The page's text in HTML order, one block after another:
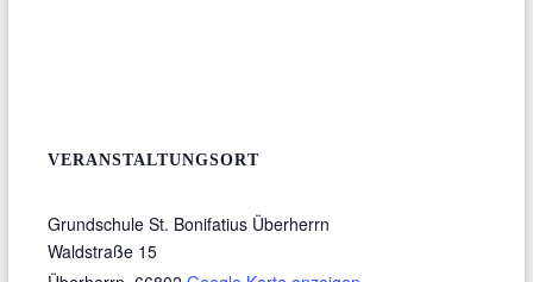
VERANSTALTUNGSORT
Grundschule St. Bonifatius Überherrn
Waldstraße 15